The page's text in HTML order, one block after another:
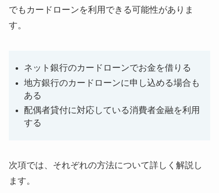
でもカードローンを利用できる可能性がありま
す。
ネット銀行のカードローンでお金を借りる
地方銀行のカードローンに申し込める場合も
ある
配偶者貸付に対応している消費者金融を利用
する
次項では、それぞれの方法について詳しく解説し
ます。